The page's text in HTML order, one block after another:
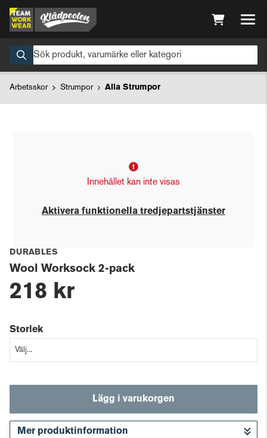
Arbetsskor Strumpor Alla Strumpor
Innehållet kan inte visas
Aktivera funktionella tredjepartstjänster
DURABLES
Wool Worksock 2-pack
218 kr
Storlek
Lägg i varukorgen
Mer produktinformation